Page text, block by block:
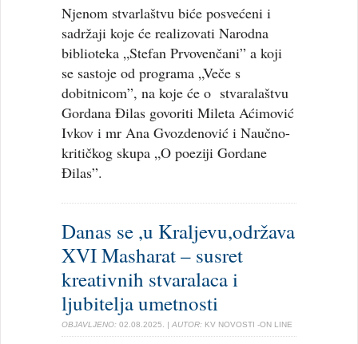
Njenom stvarlaštvu biće posvećeni i
sadržaji koje će realizovati Narodna
biblioteka „Stefan Prvovenčani” a koji
se sastoje od programa „Veče s
dobitnicom”, na koje će o stvaralaštvu
Gordana Đilas govoriti Mileta Aćimović
Ivkov i mr Ana Gvozdenović i Naučno-
kritičkog skupa „O poeziji Gordane
Đilas”.
Danas se ,u Kraljevu,održava
XVI Masharat – susret
kreativnih stvaralaca i
ljubitelja umetnosti
OBJAVLJENO: 02.08.2025. | AUTOR: KV NOVOSTI -ON LINE